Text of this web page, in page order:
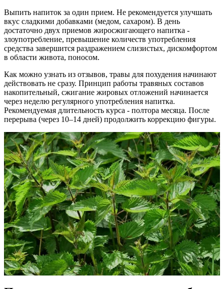
Выпить напиток за один прием. Не рекомендуется улучшать
вкус сладкими добавками (медом, сахаром). В день
достаточно двух приемов жиросжигающего напитка -
злоупотребление, превышение количеств употребления
средства завершится раздражением слизистых, дискомфортом
в области живота, поносом.
Как можно узнать из отзывов, травы для похудения начинают
действовать не сразу. Принцип работы травяных составов
накопительный, сжигание жировых отложений начинается
через неделю регулярного употребления напитка.
Рекомендуемая длительность курса - полтора месяца. После
перерыва (через 10–14 дней) продолжить коррекцию фигуры.